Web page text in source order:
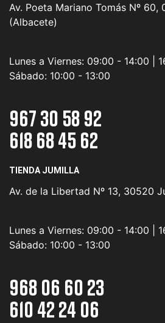
Av. Poeta Mariano Tomás Nº 60,
(Albacete)
Lunes a Viernes: 09:00 - 14:00 |
Sábado: 10:00 - 13:00
967 30 58 92
618 68 45 62
TIENDA JUMILLA
Av. de la Libertad Nº 13, 30520
Lunes a Viernes: 09:00 - 14:00 |
Sábado: 10:00 - 13:00
968 06 60 23
610 42 24 06